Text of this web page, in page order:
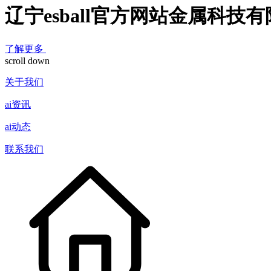
辽宁esball官方网站金属科技有
了解更多
scroll down
关于我们
ai资讯
ai动态
联系我们